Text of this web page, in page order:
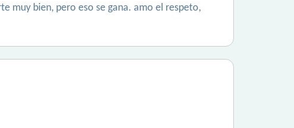
muy bien, pero eso se gana. amo el respeto,